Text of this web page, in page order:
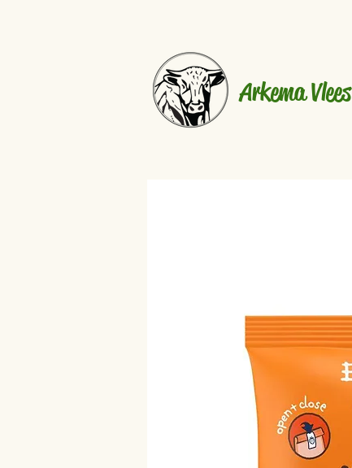
Arkema Vlees